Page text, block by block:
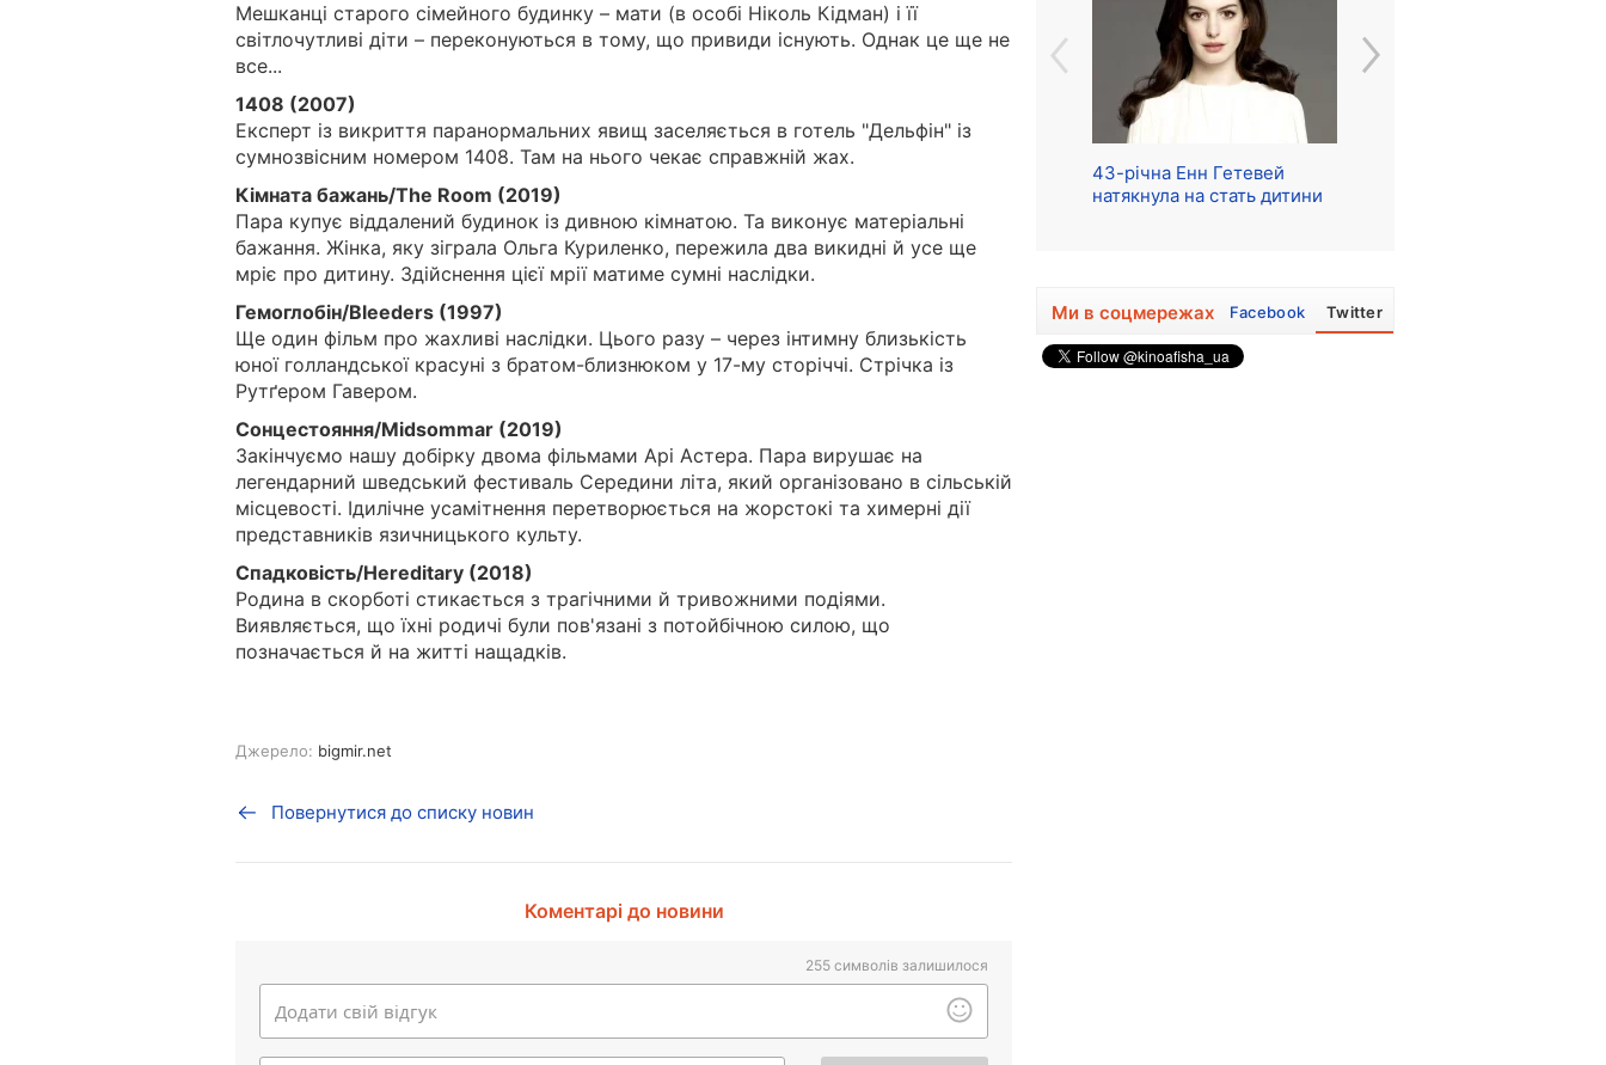
Мешканці старого сімейного будинку – мати (в особі Ніколь Кідман) і її
світлочутливі діти – переконуються в тому, що привиди існують. Однак це ще не
все...
1408 (2007)
Експерт із викриття паранормальних явищ заселяється в готель "Дельфін" із
сумнозвісним номером 1408. Там на нього чекає справжній жах.
Кімната бажань/The Room (2019)
Пара купує віддалений будинок із дивною кімнатою. Та виконує матеріальні
бажання. Жінка, яку зіграла Ольга Куриленко, пережила два викидні й усе ще
мріє про дитину. Здійснення цієї мрії матиме сумні наслідки.
Гемоглобін/Bleeders (1997)
Ще один фільм про жахливі наслідки. Цього разу – через інтимну близькість
юної голландської красуні з братом-близнюком у 17-му сторіччі. Стрічка із
Рутґером Гавером.
Сонцестояння/Midsommar (2019)
Закінчуємо нашу добірку двома фільмами Арі Астера. Пара вирушає на
легендарний шведський фестиваль Середини літа, який організовано в сільській
місцевості. Ідилічне усамітнення перетворюється на жорстокі та химерні дії
представників язичницького культу.
Спадковість/Hereditary (2018)
Родина в скорботі стикається з трагічними й тривожними подіями.
Виявляється, що їхні родичі були пов'язані з потойбічною силою, що
позначається й на житті нащадків.
Джерело: bigmir.net
Повернутися до списку новин
Коментарі до новини
255 символів залишилося
43-річна Енн Гетевей
натякнула на стать дитини
Ми в соцмережах Facebook Twitter